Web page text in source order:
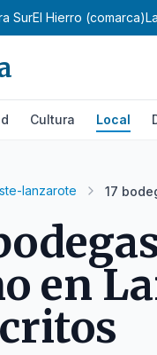
SurEl Hierro (comarca)
Cultura Local
lanzarote 17
en